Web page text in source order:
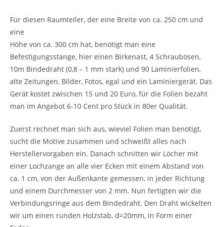
Für diesen Raumteiler, der eine Breite von ca. 250 cm und
eine
Höhe von ca. 300 cm hat, benötigt man eine
Befestigungsstange, hier einen Birkenast, 4 Schraubösen,
10m Bindedraht (0,8 – 1 mm stark) und 90 Laminierfolien,
alte Zeitungen, Bilder, Fotos, egal und ein Laminiergerät. Das
Gerät kostet zwischen 15 und 20 Euro, für die Folien bezaht
man im Angebot 6-10 Cent pro Stück in 80er Qualität.
Zuerst rechnet man sich aus, wieviel Folien man benötigt,
sucht die Motive zusammen und schweißt alles nach
Herstellervorgaben ein. Danach schnitten wir Löcher mit
einer Lochzange an alle vier Ecken mit einem Abstand von
ca. 1 cm, von der Außenkante gemessen, in jeder Richtung
und einem Durchmesser von 2 mm. Nun fertigten wir die
Verbindungsringe aus dem Bindedraht. Den Draht wickelten
wir um einen runden Holzstab, d=20mm, in Form einer